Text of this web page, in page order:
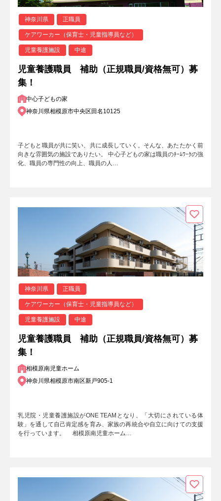
神奈川県 正職員
ケアワーカー（保育士・児童指導員など）
児童養護施設 中途
児童養護職員 補助（正規職員/資格無可）募
集！
中心子どもの家
神奈川県相模原市中央区田名10125
子どもと職員が共に笑い、共に成長していく。そんな、あたたかく前
向きな雰囲気の施設でありたい。 中心子どもの家は職員のﾁｰﾑﾜｰｸの強
化、職員の専門性の向上、職員の人…
神奈川県 正職員
ケアワーカー（保育士・児童指導員など）
児童養護施設 中途
児童養護職員 補助（正規職員/資格無可）募
集！
相模原南児童ホーム
神奈川県相模原市南区新戸905-1
乳児院・児童養護施設がONE TEAMとなり、「大切にされている体
験」を通して自己肯定感を育み、家族の再統合や自立に向けての支援
を行っています。 相模原南児童ホーム…